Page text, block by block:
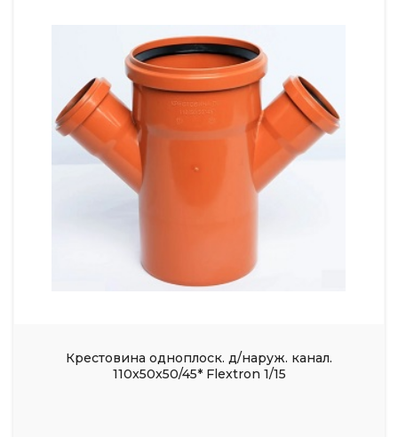
Крестовина одноплоск. д/наруж. канал.
110x50x50/45* Flextron 1/15